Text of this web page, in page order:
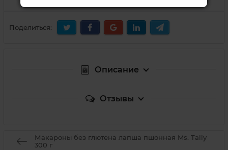
Поделиться:
Описание
Отзывы
Макароны без глютена лапша пшонная Ms. Tally
300 г